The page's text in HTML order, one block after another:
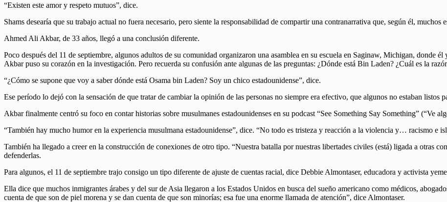
“Existen este amor y respeto mutuos”, dice.
Shams desearía que su trabajo actual no fuera necesario, pero siente la responsabilidad de compartir una contranarrativa que, según él, muchos
Ahmed Ali Akbar, de 33 años, llegó a una conclusión diferente.
Poco después del 11 de septiembre, algunos adultos de su comunidad organizaron una asamblea en su escuela en Saginaw, Michigan, donde
Akbar puso su corazón en la investigación. Pero recuerda su confusión ante algunas de las preguntas: ¿Dónde está Bin Laden? ¿Cuál es la
“¿Cómo se supone que voy a saber dónde está Osama bin Laden? Soy un chico estadounidense”, dice.
Ese período lo dejó con la sensación de que tratar de cambiar la opinión de las personas no siempre era efectivo, que algunos no estaban listos
Akbar finalmente centró su foco en contar historias sobre musulmanes estadounidenses en su podcast “See Something Say Something” (“Ve
“También hay mucho humor en la experiencia musulmana estadounidense”, dice. “No todo es tristeza y reacción a la violencia y… racismo e
También ha llegado a creer en la construcción de conexiones de otro tipo. “Nuestra batalla por nuestras libertades civiles (está) ligada a otras
defenderlas.
Para algunos, el 11 de septiembre trajo consigo un tipo diferente de ajuste de cuentas racial, dice Debbie Almontaser, educadora y activista
Ella dice que muchos inmigrantes árabes y del sur de Asia llegaron a los Estados Unidos en busca del sueño americano como médicos,
cuenta de que son de piel morena y se dan cuenta de que son minorías; esa fue una enorme llamada de atención”, dice Almontaser.